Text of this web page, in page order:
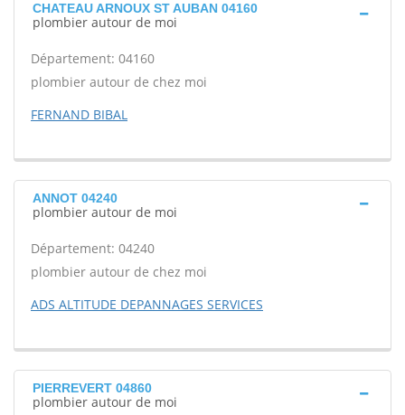
CHATEAU ARNOUX ST AUBAN 04160
plombier autour de moi
Département: 04160
plombier autour de chez moi
FERNAND BIBAL
ANNOT 04240
plombier autour de moi
Département: 04240
plombier autour de chez moi
ADS ALTITUDE DEPANNAGES SERVICES
PIERREVERT 04860
plombier autour de moi